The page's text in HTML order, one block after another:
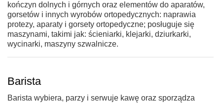
kończyn dolnych i górnych oraz elementów do aparatów,
gorsetów i innych wyrobów ortopedycznych: naprawia
protezy, aparaty i gorsety ortopedyczne; posługuje się
maszynami, takimi jak: ścieniarki, klejarki, dziurkarki,
wycinarki, maszyny szwalnicze.
Barista
Barista wybiera, parzy i serwuje kawę oraz sporządza